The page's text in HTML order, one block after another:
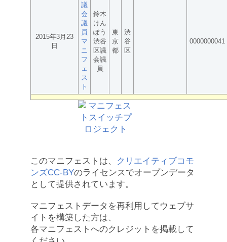
2015年3月23
日
議
会
議
員
マ
ニ
フ
ェ
ス
ト
鈴木
けん
ぽう
渋谷
区議
会議
員
東
京
都
渋
谷
区
0000000041
このマニフェストは、
クリエイティブコモ
ンズCC-BYのライセンスでオープンデータ
として提供されています。
マニフェストデータを再利用してウェブサ
イトを構築した方は、
各マニフェストへのクレジットを掲載して